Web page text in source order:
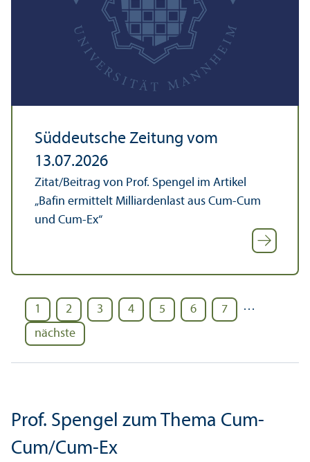
Süddeutsche Zeitung vom
13.07.2026
Zitat/Beitrag von Prof. Spengel im Artikel
„Bafin ermittelt Milliardenlast aus Cum-Cum
und Cum-Ex“
1 2 3 4 5 6 7 …
nächste
Prof. Spengel zum Thema Cum-
Cum/Cum-Ex